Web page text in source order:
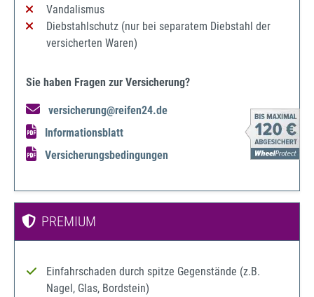
Vandalismus
Diebstahlschutz (nur bei separatem Diebstahl der
versicherten Waren)
Sie haben Fragen zur Versicherung?
versicherung@reifen24.de
Informationsblatt
Versicherungsbedingungen
PREMIUM
Einfahrschaden durch spitze Gegenstände (z.B.
Nagel, Glas, Bordstein)